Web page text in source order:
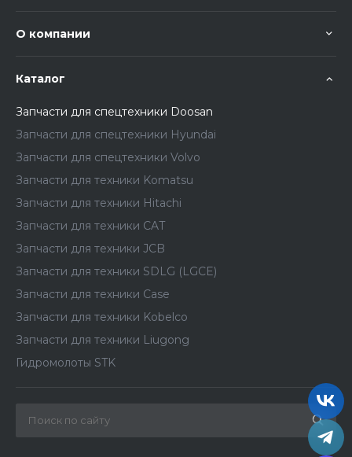
О компании
Каталог
Запчасти для спецтехники Doosan
Запчасти для спецтехники Hyundai
Запчасти для спецтехники Volvo
Запчасти для техники Komatsu
Запчасти для техники Hitachi
Запчасти для техники CAT
Запчасти для техники JCB
Запчасти для техники SDLG (LGCE)
Запчасти для техники Case
Запчасти для техники Kobelco
Запчасти для техники Liugong
Гидромолоты STK